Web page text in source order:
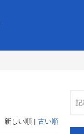
新しい順 | 古い順